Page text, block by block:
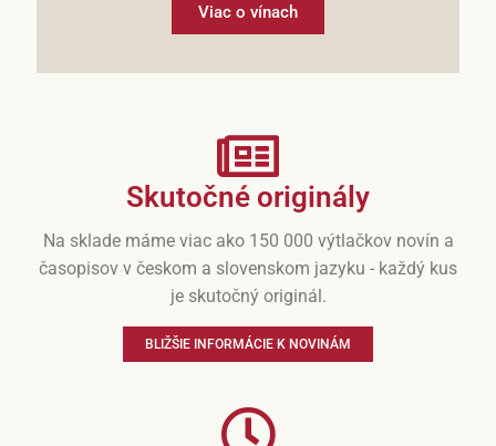
Viac o vínach
Skutočné originály
Na sklade máme viac ako 150 000 výtlačkov novín a
časopisov v českom a slovenskom jazyku - každý kus
je skutočný originál.
BLIŽŠIE INFORMÁCIE K NOVINÁM